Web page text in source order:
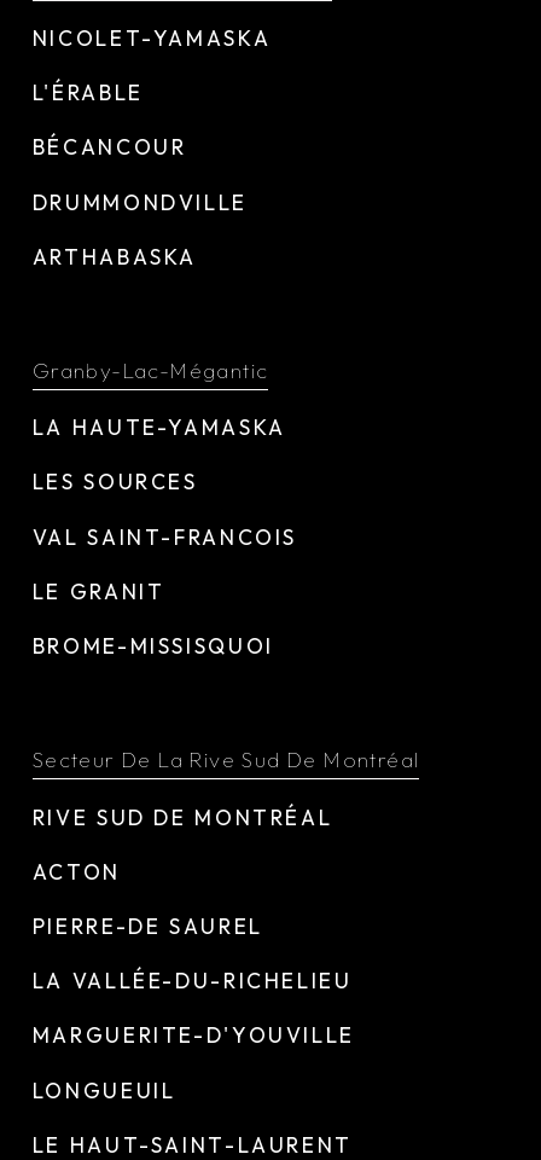
NICOLET-YAMASKA
L'ÉRABLE
BÉCANCOUR
DRUMMONDVILLE
ARTHABASKA
Granby-Lac-Mégantic
LA HAUTE-YAMASKA
LES SOURCES
VAL SAINT-FRANCOIS
LE GRANIT
BROME-MISSISQUOI
Secteur De La Rive Sud De Montréal
RIVE SUD DE MONTRÉAL
ACTON
PIERRE-DE SAUREL
LA VALLÉE-DU-RICHELIEU
MARGUERITE-D'YOUVILLE
LONGUEUIL
LE HAUT-SAINT-LAURENT